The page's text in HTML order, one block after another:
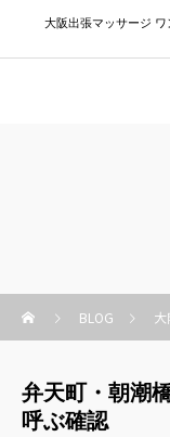
大阪出張マッサージ
BLOG
弁天町・朝潮
呼ぶ確認